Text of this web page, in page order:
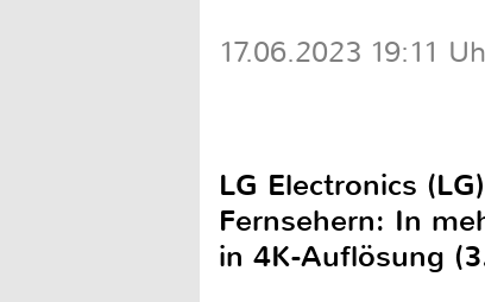
17.06.2023 19:11
LG Electronics
Fernsehern: In
in 4K-Auflösung